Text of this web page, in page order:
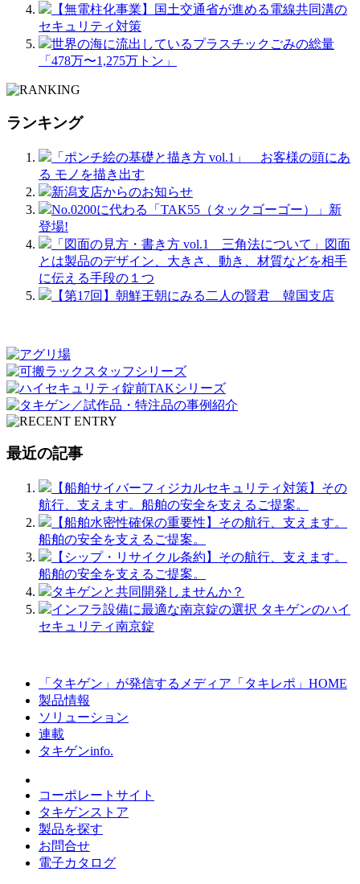
【無電柱化事業】国土交通省が進める電線共同溝の
セキュリティ対策
世界の海に流出しているプラスチックごみの総量
「478万〜1,275万トン」
ランキング
「ポンチ絵の基礎と描き方 vol.1」 お客様の頭にあ
る モノを描き出す
新潟支店からのお知らせ
No.0200に代わる「TAK55（タックゴーゴー）」新
登場!
「図面の見方・書き方 vol.1 三角法について」図面
とは製品のデザイン、大きさ、動き、材質などを相手
に伝える手段の１つ
【第17回】朝鮮王朝にみる二人の賢君 韓国支店
最近の記事
【船舶サイバーフィジカルセキュリティ対策】その
航行、支えます。船舶の安全を支えるご提案。
【船舶水密性確保の重要性】その航行、支えます。
船舶の安全を支えるご提案。
【シップ・リサイクル条約】その航行、支えます。
船舶の安全を支えるご提案。
タキゲンと共同開発しませんか？
インフラ設備に最適な南京錠の選択 タキゲンのハイ
セキュリティ南京錠
「タキゲン」が発信するメディア「タキレポ」HOME
製品情報
ソリューション
連載
タキゲンinfo.
コーポレートサイト
タキゲンストア
製品を探す
お問合せ
電子カタログ